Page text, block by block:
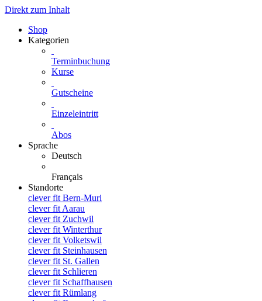
Direkt zum Inhalt
Shop
Kategorien
Terminbuchung
Kurse
Gutscheine
Einzeleintritt
Abos
Sprache
Deutsch
Français
Standorte
clever fit Bern-Muri
clever fit Aarau
clever fit Zuchwil
clever fit Winterthur
clever fit Volketswil
clever fit Steinhausen
clever fit St. Gallen
clever fit Schlieren
clever fit Schaffhausen
clever fit Rümlang